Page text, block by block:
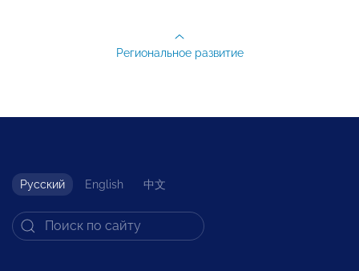
Региональное развитие
Русский English 中文